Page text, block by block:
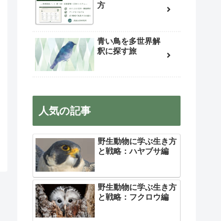
方
青い鳥を多世界解
釈に探す旅
人気の記事
野生動物に学ぶ生き方
と戦略：ハヤブサ編
野生動物に学ぶ生き方
と戦略：フクロウ編